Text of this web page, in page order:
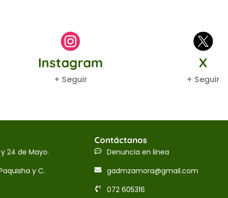
Instagram
+ Seguir
X
+ Seguir
24 de Mayo.
y C.
Contáctanos
Denuncia en linea
gadmzamora@gmail.com
072 605316